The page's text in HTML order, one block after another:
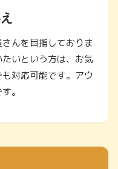
んを目指しておりま
いという方は、お気
対応可能です。アウ
。